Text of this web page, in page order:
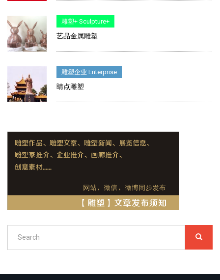
雕塑+ Sculpture+
艺品金属雕塑
雕塑企业 Enterprise
睛点雕塑